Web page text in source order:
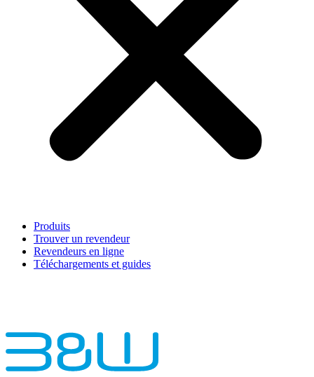
Produits
Trouver un revendeur
Revendeurs en ligne
Téléchargements et guides